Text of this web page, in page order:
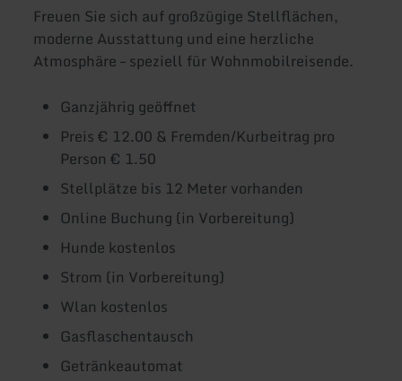
Freuen Sie sich auf großzügige Stellflächen,
moderne Ausstattung und eine herzliche
Atmosphäre – speziell für Wohnmobilreisende.
Ganzjährig geöffnet
Preis € 12.00 & Fremden/Kurbeitrag pro
Person € 1.50
Stellplätze bis 12 Meter vorhanden
Online Buchung (in Vorbereitung)
Hunde kostenlos
Strom (in Vorbereitung)
Wlan kostenlos
Gasflaschentausch
Getränkeautomat